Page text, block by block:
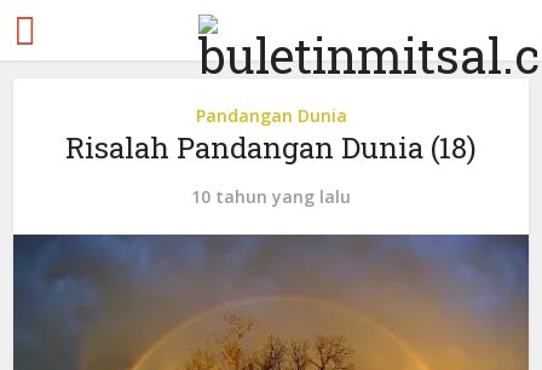
Pandangan Dunia
Risalah Pandangan Dunia (18)
10 tahun yang lalu